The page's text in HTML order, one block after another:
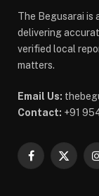
The Begusarai is
delivering
verified local
matters.
Email Us:
Contact: +91
Facebook
X